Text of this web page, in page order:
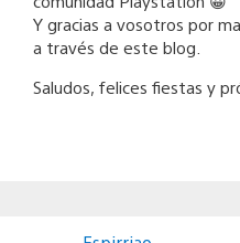
Y gracias a vosotros por
a través de este blog.
Saludos, felices fiestas y